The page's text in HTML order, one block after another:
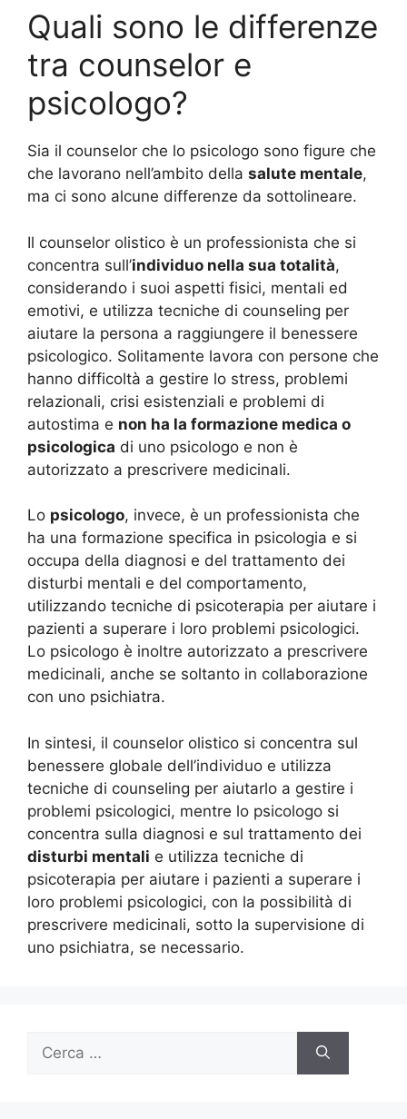
Quali sono le differenze
tra counselor e
psicologo?
Sia il counselor che lo psicologo sono figure che
che lavorano nell’ambito della salute mentale,
ma ci sono alcune differenze da sottolineare.
Il counselor olistico è un professionista che si
concentra sull’individuo nella sua totalità,
considerando i suoi aspetti fisici, mentali ed
emotivi, e utilizza tecniche di counseling per
aiutare la persona a raggiungere il benessere
psicologico. Solitamente lavora con persone che
hanno difficoltà a gestire lo stress, problemi
relazionali, crisi esistenziali e problemi di
autostima e non ha la formazione medica o
psicologica di uno psicologo e non è
autorizzato a prescrivere medicinali.
Lo psicologo, invece, è un professionista che
ha una formazione specifica in psicologia e si
occupa della diagnosi e del trattamento dei
disturbi mentali e del comportamento,
utilizzando tecniche di psicoterapia per aiutare i
pazienti a superare i loro problemi psicologici.
Lo psicologo è inoltre autorizzato a prescrivere
medicinali, anche se soltanto in collaborazione
con uno psichiatra.
In sintesi, il counselor olistico si concentra sul
benessere globale dell’individuo e utilizza
tecniche di counseling per aiutarlo a gestire i
problemi psicologici, mentre lo psicologo si
concentra sulla diagnosi e sul trattamento dei
disturbi mentali e utilizza tecniche di
psicoterapia per aiutare i pazienti a superare i
loro problemi psicologici, con la possibilità di
prescrivere medicinali, sotto la supervisione di
uno psichiatra, se necessario.
per: